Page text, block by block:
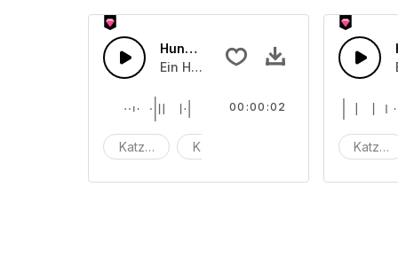
Hundebarke 6
Ein Hund bellt
Katzen Kätzchen
00:00:02
Katzen